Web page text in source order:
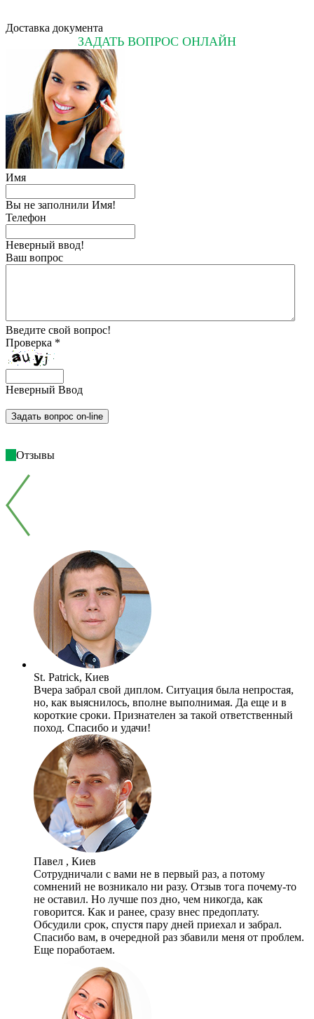
Доставка документа
ЗАДАТЬ ВОПРОС ОНЛАЙН
Имя
Вы не заполнили Имя!
Телефон
Неверный ввод!
Ваш вопрос
Введите свой вопрос!
Проверка *
Неверный Ввод
Отзывы
St. Patrick, Киев
Вчера забрал свой диплом. Ситуация была непростая,
но, как выяснилось, вполне выполнимая. Да еще и в
короткие сроки. Признателен за такой ответственный
поход. Спасибо и удачи!
Павел , Киев
Сотрудничали с вами не в первый раз, а потому
сомнений не возникало ни разу. Отзыв тога почему-то
не оставил. Но лучше поз дно, чем никогда, как
говорится. Как и ранее, сразу внес предоплату.
Обсудили срок, спустя пару дней приехал и забрал.
Спасибо вам, в очередной раз збавили меня от проблем.
Еще поработаем.